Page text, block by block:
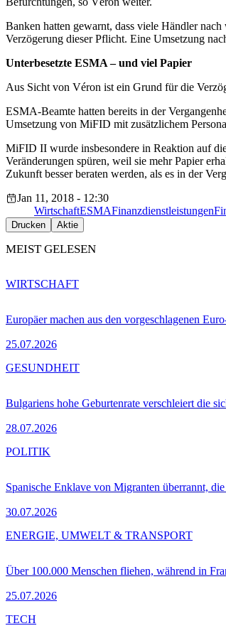
Banken hatten gewarnt, dass viele Händler
Verzögerung dieser Pflicht. Eine Umsetzung
Unterbesetzte ESMA – und viel Papier
Aus Sicht von Véron ist ein Grund für die
ESMA-Beamte hatten bereits in der
Umsetzung von MiFID mit zusätzlichem
MiFID II wurde insbesondere in Reaktion auf
Veränderungen spüren, weil sie mehr Papier
Zukunft besser beraten werden, als es in der
Jan 11, 2018 - 12:30
WirtschaftESMAFinanzdienstleistungen
Drucken Aktie
MEIST GELESEN
Europäer machen aus den vorgeschlagenen
25.07.2026
WIRTSCHAFT
Bulgariens hohe Geburtenrate verschleiert die
28.07.2026
GESUNDHEIT
Spanische Enklave von Migranten überrannt,
30.07.2026
POLITIK
Über 100.000 Menschen fliehen, während in
25.07.2026
ENERGIE, UMWELT & TRANSPORT
TECH